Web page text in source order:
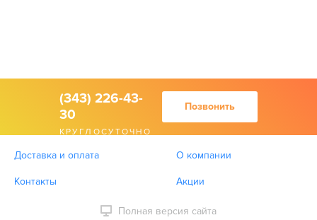
(343) 226-43-
30
КРУГЛОСУТОЧНО
Позвонить
Доставка и оплата О компании
Контакты Акции
Полная версия сайта